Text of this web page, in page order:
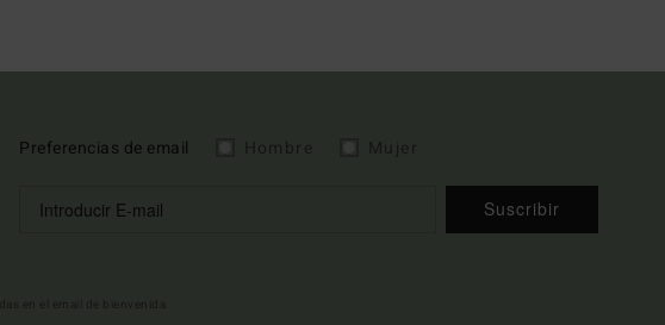
Preferencias de email
Suscribir